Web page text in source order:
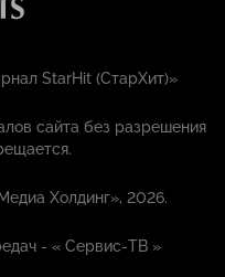
StarHit (СтарХит)»
сайта без разрешения
Холдинг», 2026.
- «Сервис-ТВ »